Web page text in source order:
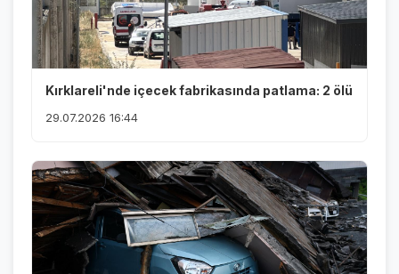
Kırklareli'nde içecek fabrikasında patlama: 2 ölü
29.07.2026 16:44